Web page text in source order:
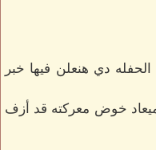
دي هنعلن فيها خبر
خوض معركته قد أزف